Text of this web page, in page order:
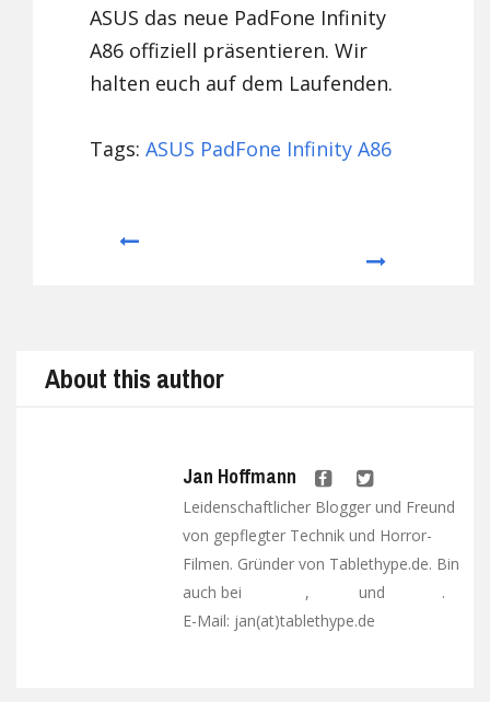
ASUS das neue PadFone Infinity
A86 offiziell präsentieren. Wir
halten euch auf dem Laufenden.
Tags:ASUS PadFone Infinity A86
About this author
Jan Hoffmann
Leidenschaftlicher Blogger und Freund
von gepflegter Technik und Horror-
Filmen. Gründer von Tablethype.de. Bin
auch bei
, und
.
E-Mail: jan(at)tablethype.de